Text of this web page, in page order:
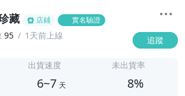
藏 店鋪 實名驗證
95 1天前上線 追蹤
出貨速度
6~7 天
未出貨率
8%